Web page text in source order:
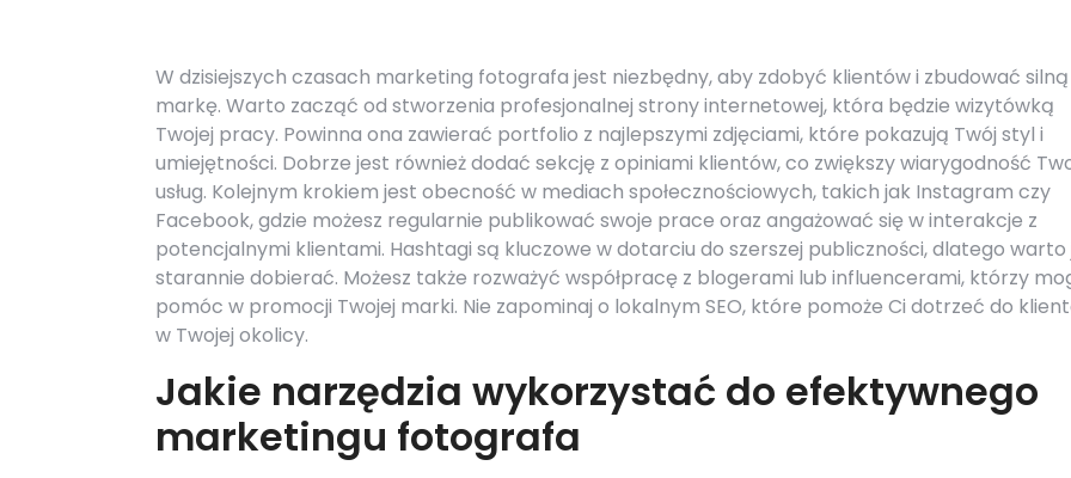
W dzisiejszych czasach marketing fotografa jest niezbędny, aby zdobyć klientów i zbudować silną
markę. Warto zacząć od stworzenia profesjonalnej strony internetowej, która będzie wizytówką
Twojej pracy. Powinna ona zawierać portfolio z najlepszymi zdjęciami, które pokazują Twój styl i
umiejętności. Dobrze jest również dodać sekcję z opiniami klientów, co zwiększy wiarygodność
usług. Kolejnym krokiem jest obecność w mediach społecznościowych, takich jak Instagram czy
Facebook, gdzie możesz regularnie publikować swoje prace oraz angażować się w interakcje z
potencjalnymi klientami. Hashtagi są kluczowe w dotarciu do szerszej publiczności, dlatego warto
starannie dobierać. Możesz także rozważyć współpracę z blogerami lub influencerami, którzy
pomóc w promocji Twojej marki. Nie zapominaj o lokalnym SEO, które pomoże Ci dotrzeć do
w Twojej okolicy.
Jakie narzędzia wykorzystać do efektywnego
marketingu fotografa